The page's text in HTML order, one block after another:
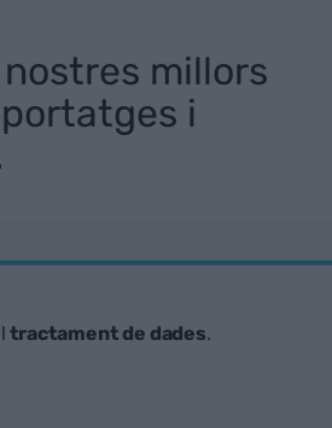
millors
i
tractament de dades.